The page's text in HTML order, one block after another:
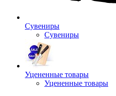
Сувениры
Сувениры
Уцененные товары
Уцененные товары